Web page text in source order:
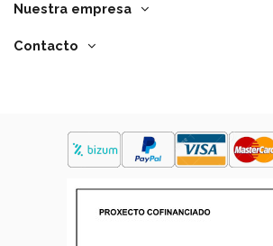
Nuestra empresa
Contacto